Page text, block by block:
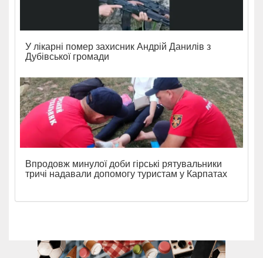
У лікарні помер захисник Андрій Данилів з
Дубівської громади
Впродовж минулої доби гірські рятувальники
тричі надавали допомогу туристам у Карпатах